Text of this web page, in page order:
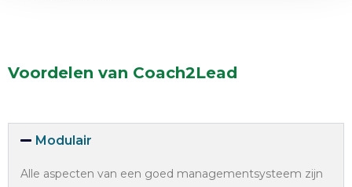
Voordelen van Coach2Lead
Modulair
Alle aspecten van een goed managementsysteem zijn